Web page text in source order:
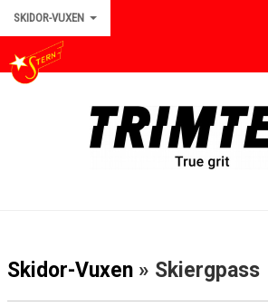
SKIDOR-VUXEN
Skidor-Vuxen » Skiergpass